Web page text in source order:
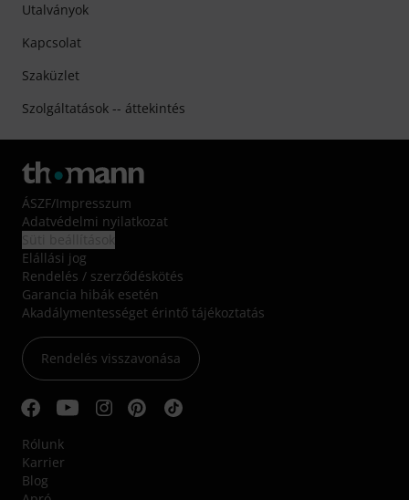
Utalványok
Kapcsolat
Szaküzlet
Szolgáltatások -- áttekintés
ÁSZF/Impresszum
Adatvédelmi nyilatkozat
Elállási jog
Rendelés / szerződéskötés
Garancia hibák esetén
Akadálymentességet érintő tájékoztatás
Rendelés visszavonása
Rólunk
Karrier
Blog